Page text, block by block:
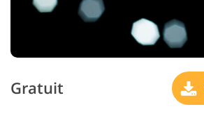
Gratuit